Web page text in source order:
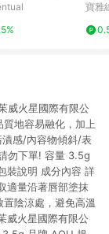
寶雅
威火星國際有限公
地容易融化，加上
感/內容物傾斜/表
勿下單! 容量 3.5g
裝說明 成分內容 詳
適量沿著唇部塗抹
陰涼處，避免高溫
威火星國際有限公